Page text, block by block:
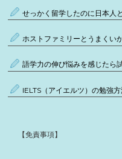
せっかく留学したのに日本人
ホストファミリーとうまくい
語学力の伸び悩みを感じたら
IELTS（アイエルツ）の勉強
【免責事項】